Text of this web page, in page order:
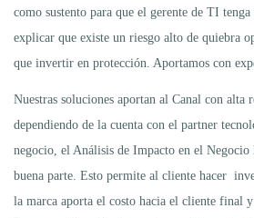
como sustento para que el gerente de TI
explicar que existe un riesgo alto de quiebra
que invertir en protección. Aportamos con
Nuestras soluciones aportan al Canal con alta
dependiendo de la cuenta con el partner
negocio, el Análisis de Impacto en el Negocio
buena parte. Esto permite al cliente hacer
la marca aporta el costo hacia el cliente final